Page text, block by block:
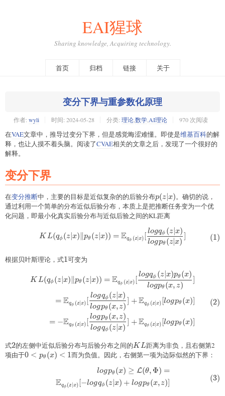
EAI猩球
Sharing knowledge, Acquiring technology.
首页 归档 链接 关于
变分下界与重参数化原理
作者: wyli 时间: 2024-05-28 分类: 理论,数学, AI理论 970 次阅读
在VAE文章中，推导过变分下界，但是感觉晦涩难懂。即使是维基百科的解
释，也让人摸不着头脑。阅读了CVAE相关的文章之后，发现了一个很好的
解释。
变分下界
在变分推断中，主要的目标是近似复杂的的后验分布p(z\vert
x)
p(z∣ x)。确切的说，
通过利用一个简单的分布近似后验分布，本质上是把推断任务变为一个优
化问题，即最小化真实后验分布与近似后验之间的KL距离
\begin{aligned}
K L(qϕ (z∣ x) pθ (z∣ x)) = Eqϕ (z ∣x) [
logpθ (z∣x)
logqϕ (z∣ x)
] (1 )
根据贝叶斯理论，式1
1可变为
\begin{aligned}
K L(qϕ (z∣ x) pθ (z∣ x)) = Eqϕ (z∣x) [
logpθ (x, z)
logqϕ (z∣ x)pθ (x)
]
= Eqϕ (z∣x) [
logpθ (x,z)
logqϕ (z∣ x)
] +Eqϕ (z∣x) [logpθ (x)]
= −Eqϕ (z∣x) [
logqϕ (z∣ x)
logpθ (x,z)
] +Eqϕ (z∣x) [logpθ (x)]
(2)
式2
2的左侧中近似后验分布与后验分布之间的KL
K L距离为非负，且右侧第2
项由于0\lt
0 < pθ (x) < 1而为负值。因此，右侧第一项为边际似然的下界：
\begin{aligned}
logpθ (x) ≥ L(θ, Φ) =
Eqϕ (z ∣x) [−logqϕ (z∣ x) + logpθ (x,z)]
(3)